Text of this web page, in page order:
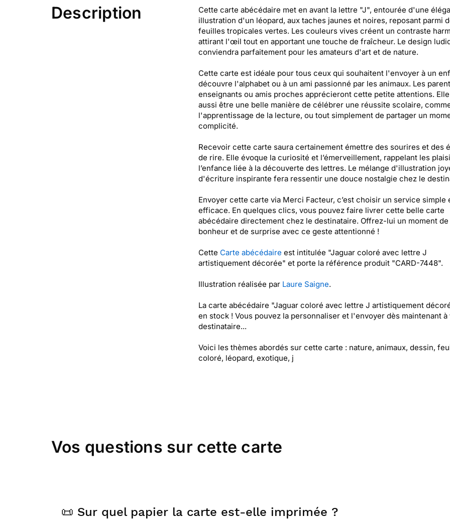
Description
Cette carte abécédaire met en avant la lettre "J", entourée d'une
illustration d'un léopard, aux taches jaunes et noires, reposant parmi
feuilles tropicales vertes. Les couleurs vives créent un contraste
attirant l'œil tout en apportant une touche de fraîcheur. Le design
conviendra parfaitement pour les amateurs d'art et de nature.
Cette carte est idéale pour tous ceux qui souhaitent l'envoyer à un
découvre l'alphabet ou à un ami passionné par les animaux. Les
enseignants ou amis proches apprécieront cette petite attentions.
aussi être une belle manière de célébrer une réussite scolaire,
l'apprentissage de la lecture, ou tout simplement de partager un
complicité.
Recevoir cette carte saura certainement émettre des sourires et des
de rire. Elle évoque la curiosité et l’émerveillement, rappelant les
l’enfance liée à la découverte des lettres. Le mélange d'illustration
d'écriture inspirante fera ressentir une douce nostalgie chez le
Envoyer cette carte via Merci Facteur, c’est choisir un service simple
efficace. En quelques clics, vous pouvez faire livrer cette belle carte
abécédaire directement chez le destinataire. Offrez-lui un moment de
bonheur et de surprise avec ce geste attentionné !
Cette Carte abécédaire est intitulée "Jaguar coloré avec lettre J
artistiquement décorée" et porte la référence produit "CARD-7448".
Illustration réalisée par Laure Saigne.
La carte abécédaire "Jaguar coloré avec lettre J artistiquement
en stock ! Vous pouvez la personnaliser et l'envoyer dès maintenant à
destinataire...
Voici les thèmes abordés sur cette carte : nature, animaux, dessin,
coloré, léopard, exotique, j
Vos questions sur cette carte
📜 Sur quel papier la carte est-elle imprimée ?